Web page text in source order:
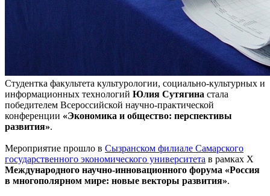
Студентка факультета культурологии, социально-культурных и
информационных технологий Юлия Сутягина стала
победителем Всероссийской научно-практической
конференции «Экономика и общество: перспективы
развития».
Мероприятие прошло в Сызранском филиале Самарского
государственного экономического университета в рамках X
Международного научно-инновационного форума «Россия
в многополярном мире: новые векторы развития».